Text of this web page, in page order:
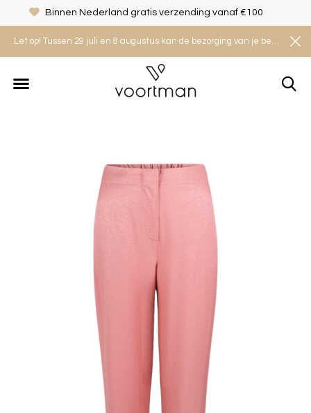
Let op! Tussen 29 juli en 8 augustus kan de bezorging van je bestelling iets langer duren. Houd rekening met een levertijd van 2 tot 4 werkdagen.
Binnen Nederland gratis verzending vanaf €100